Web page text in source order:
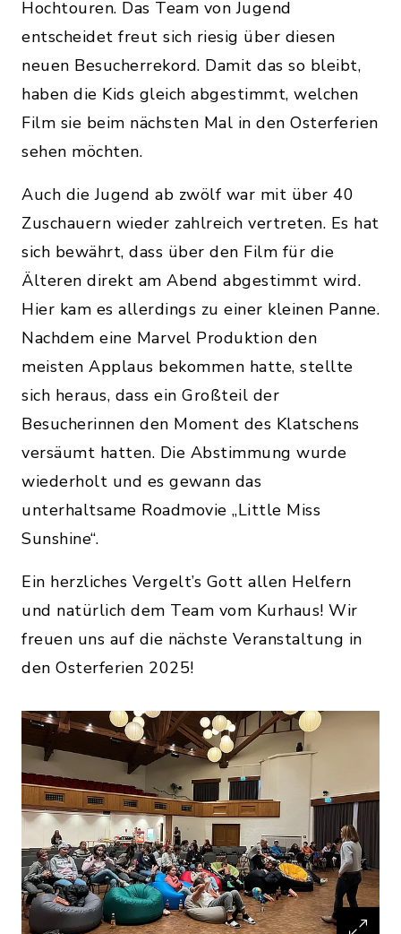
Hochtouren. Das Team von Jugend
entscheidet freut sich riesig über diesen
neuen Besucherrekord. Damit das so bleibt,
haben die Kids gleich abgestimmt, welchen
Film sie beim nächsten Mal in den Osterferien
sehen möchten.
Auch die Jugend ab zwölf war mit über 40
Zuschauern wieder zahlreich vertreten. Es hat
sich bewährt, dass über den Film für die
Älteren direkt am Abend abgestimmt wird.
Hier kam es allerdings zu einer kleinen Panne.
Nachdem eine Marvel Produktion den
meisten Applaus bekommen hatte, stellte
sich heraus, dass ein Großteil der
Besucherinnen den Moment des Klatschens
versäumt hatten. Die Abstimmung wurde
wiederholt und es gewann das
unterhaltsame Roadmovie „Little Miss
Sunshine“.
Ein herzliches Vergelt’s Gott allen Helfern
und natürlich dem Team vom Kurhaus! Wir
freuen uns auf die nächste Veranstaltung in
den Osterferien 2025!